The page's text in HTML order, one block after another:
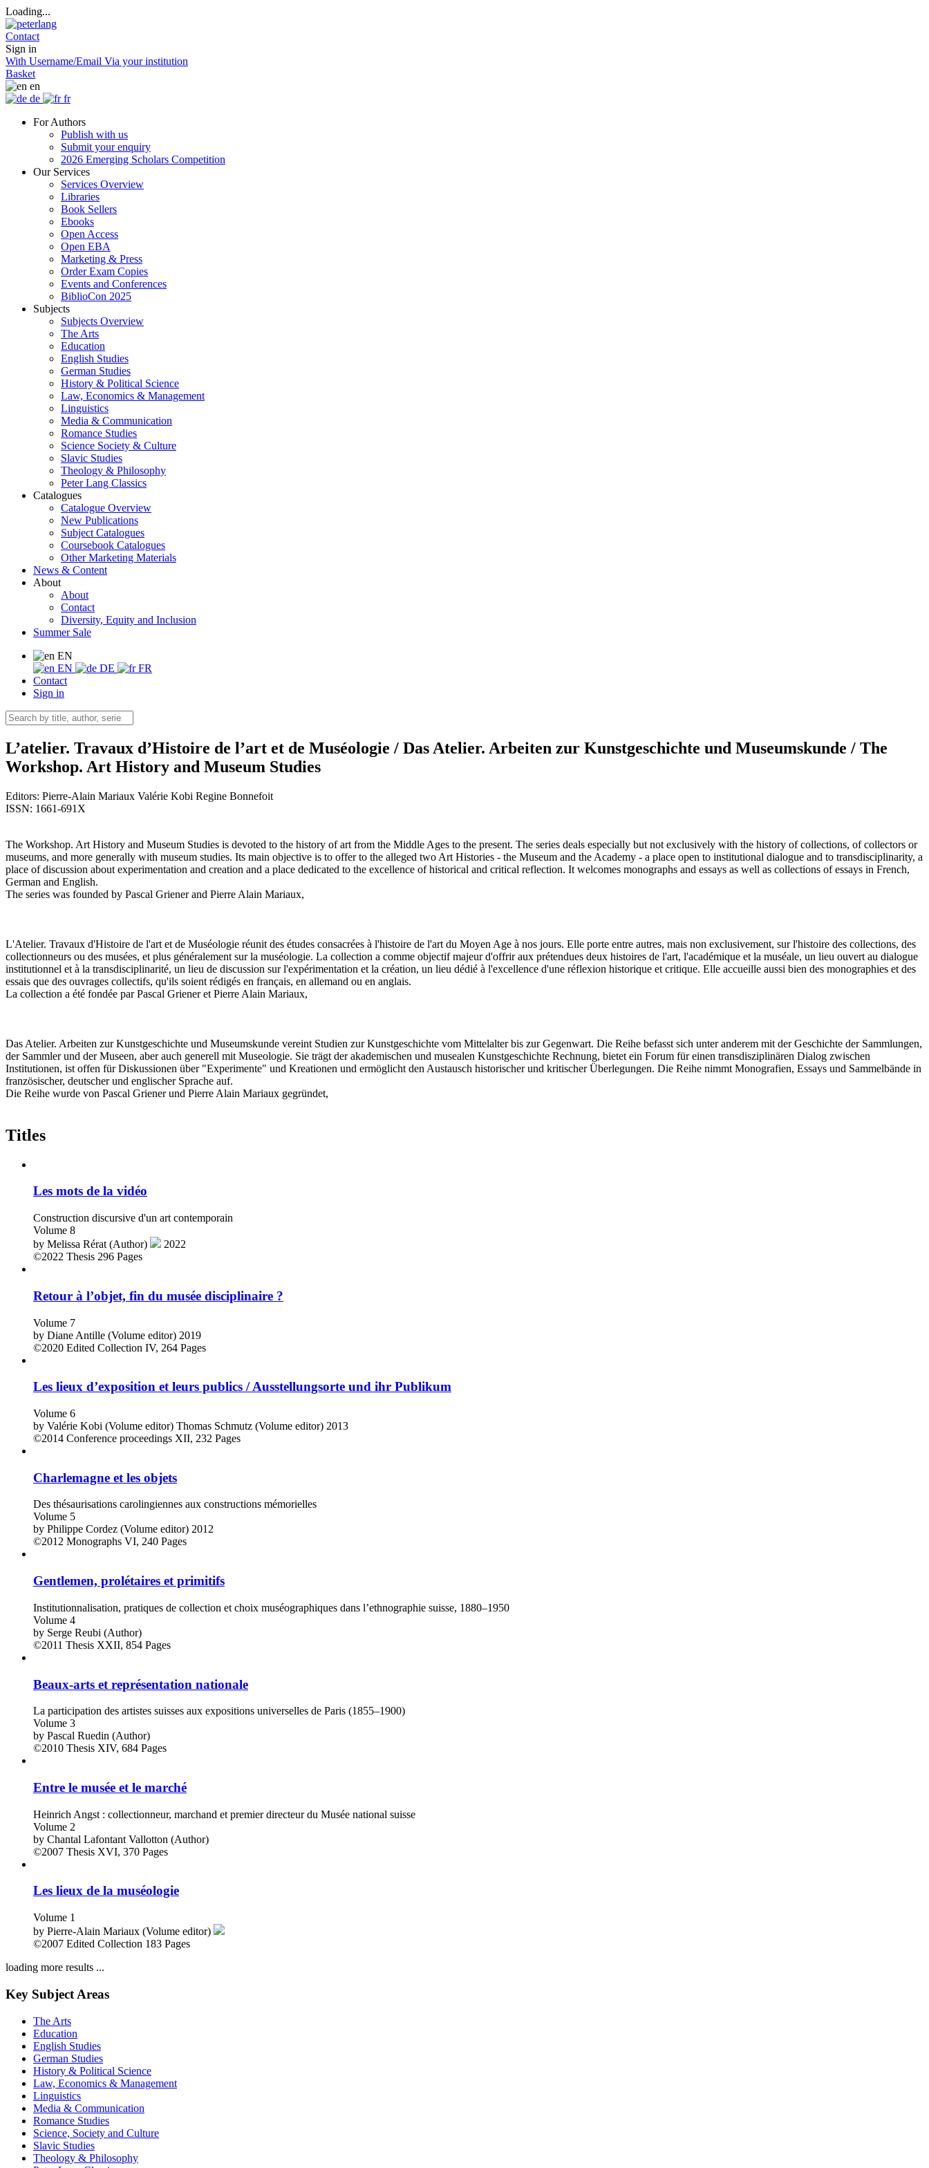
Loading...
Contact
Sign in
With Username/Email Via your institution
Basket
en
de
fr
For Authors
Publish with us
Submit your enquiry
2026 Emerging Scholars Competition
Our Services
Services Overview
Libraries
Book Sellers
Ebooks
Open Access
Open EBA
Marketing & Press
Order Exam Copies
Events and Conferences
BiblioCon 2025
Subjects
Subjects Overview
The Arts
Education
English Studies
German Studies
History & Political Science
Law, Economics & Management
Linguistics
Media & Communication
Romance Studies
Science Society & Culture
Slavic Studies
Theology & Philosophy
Peter Lang Classics
Catalogues
Catalogue Overview
New Publications
Subject Catalogues
Coursebook Catalogues
Other Marketing Materials
News & Content
About
About
Contact
Diversity, Equity and Inclusion
Summer Sale
EN
EN
DE
FR
Contact
Sign in
L’atelier. Travaux d’Histoire de l’art et de Muséologie / Das Atelier. Arbeiten zur Kunstgeschichte und Museumskunde / The
Workshop. Art History and Museum Studies
Editors: Pierre-Alain Mariaux Valérie Kobi Regine Bonnefoit
ISSN: 1661-691X
The Workshop. Art History and Museum Studies is devoted to the history of art from the Middle Ages to the present. The series deals especially but not exclusively with the history of collections, of collectors or
museums, and more generally with museum studies. Its main objective is to offer to the alleged two Art Histories - the Museum and the Academy - a place open to institutional dialogue and to transdisciplinarity, a
place of discussion about experimentation and creation and a place dedicated to the excellence of historical and critical reflection. It welcomes monographs and essays as well as collections of essays in French,
German and English.
The series was founded by Pascal Griener and Pierre Alain Mariaux,
L'Atelier. Travaux d'Histoire de l'art et de Muséologie réunit des études consacrées à l'histoire de l'art du Moyen Age à nos jours. Elle porte entre autres, mais non exclusivement, sur l'histoire des collections, des
collectionneurs ou des musées, et plus généralement sur la muséologie. La collection a comme objectif majeur d'offrir aux prétendues deux histoires de l'art, l'académique et la muséale, un lieu ouvert au dialogue
institutionnel et à la transdisciplinarité, un lieu de discussion sur l'expérimentation et la création, un lieu dédié à l'excellence d'une réflexion historique et critique. Elle accueille aussi bien des monographies et des
essais que des ouvrages collectifs, qu'ils soient rédigés en français, en allemand ou en anglais.
La collection a été fondée par Pascal Griener et Pierre Alain Mariaux,
Das Atelier. Arbeiten zur Kunstgeschichte und Museumskunde vereint Studien zur Kunstgeschichte vom Mittelalter bis zur Gegenwart. Die Reihe befasst sich unter anderem mit der Geschichte der Sammlungen,
der Sammler und der Museen, aber auch generell mit Museologie. Sie trägt der akademischen und musealen Kunstgeschichte Rechnung, bietet ein Forum für einen transdisziplinären Dialog zwischen
Institutionen, ist offen für Diskussionen über "Experimente" und Kreationen und ermöglicht den Austausch historischer und kritischer Überlegungen. Die Reihe nimmt Monografien, Essays und Sammelbände in
französischer, deutscher und englischer Sprache auf.
Die Reihe wurde von Pascal Griener und Pierre Alain Mariaux gegründet,
Titles
Les mots de la vidéo
Construction discursive d'un art contemporain
Volume 8
by Melissa Rérat (Author)
2022
©2022 Thesis 296 Pages
Retour à l’objet, fin du musée disciplinaire ?
Volume 7
by Diane Antille (Volume editor) 2019
©2020 Edited Collection IV, 264 Pages
Les lieux d’exposition et leurs publics / Ausstellungsorte und ihr Publikum
Volume 6
by Valérie Kobi (Volume editor) Thomas Schmutz (Volume editor) 2013
©2014 Conference proceedings XII, 232 Pages
Charlemagne et les objets
Des thésaurisations carolingiennes aux constructions mémorielles
Volume 5
by Philippe Cordez (Volume editor) 2012
©2012 Monographs VI, 240 Pages
Gentlemen, prolétaires et primitifs
Institutionnalisation, pratiques de collection et choix muséographiques dans l’ethnographie suisse, 1880–1950
Volume 4
by Serge Reubi (Author)
©2011 Thesis XXII, 854 Pages
Beaux-arts et représentation nationale
La participation des artistes suisses aux expositions universelles de Paris (1855–1900)
Volume 3
by Pascal Ruedin (Author)
©2010 Thesis XIV, 684 Pages
Entre le musée et le marché
Heinrich Angst : collectionneur, marchand et premier directeur du Musée national suisse
Volume 2
by Chantal Lafontant Vallotton (Author)
©2007 Thesis XVI, 370 Pages
Les lieux de la muséologie
Volume 1
by Pierre-Alain Mariaux (Volume editor)
©2007 Edited Collection 183 Pages
loading more results ...
Key Subject Areas
The Arts
Education
English Studies
German Studies
History & Political Science
Law, Economics & Management
Linguistics
Media & Communication
Romance Studies
Science, Society and Culture
Slavic Studies
Theology & Philosophy